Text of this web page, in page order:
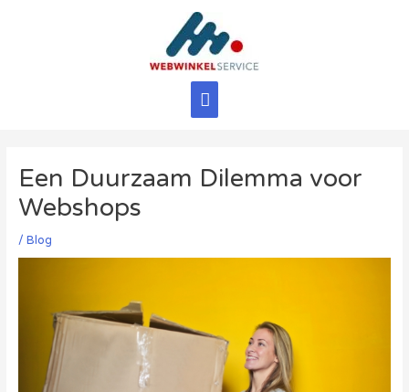
Hoofdmenu
Een Duurzaam Dilemma voor
Webshops
/ Blog